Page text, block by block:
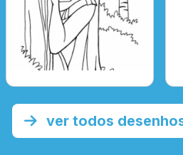
ver todos